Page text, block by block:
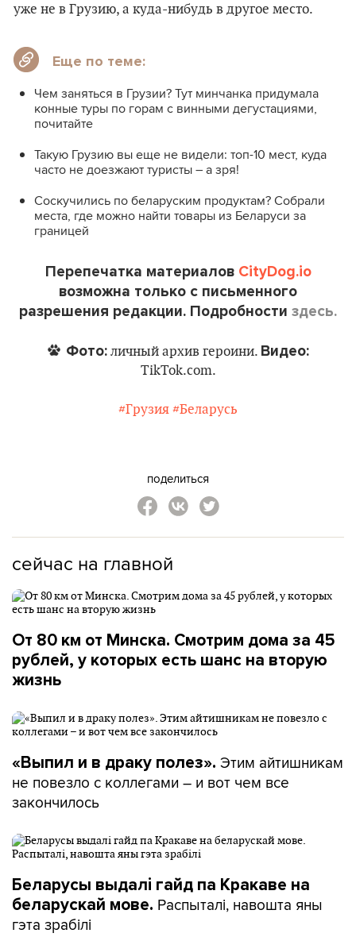
уже не в Грузию, а куда-нибудь в другое место.
Еще по теме:
Чем заняться в Грузии? Тут минчанка придумала
конные туры по горам с винными дегустациями,
почитайте
Такую Грузию вы еще не видели: топ-10 мест, куда
часто не доезжают туристы – а зря!
Соскучились по беларуским продуктам? Собрали
места, где можно найти товары из Беларуси за
границей
Перепечатка материалов CityDog.io
возможна только с письменного
разрешения редакции. Подробности здесь.
Фото:личный архив героини. Видео:
TikTok.com.
#Грузия #Беларусь
поделиться
сейчас на главной
От 80 км от Минска. Смотрим дома за 45
рублей, у которых есть шанс на вторую
жизнь
«Выпил и в драку полез». Этим айтишникам
не повезло с коллегами – и вот чем все
закончилось
Беларусы выдалі гайд па Кракаве на
беларускай мове. Распыталі, навошта яны
гэта зрабілі